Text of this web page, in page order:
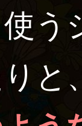
う
と